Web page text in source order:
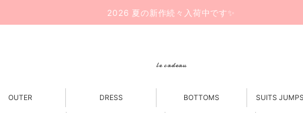
2026 夏の新作続々入荷中です✨
le cadeau
OUTER DRESS BOTTOMS SUITS